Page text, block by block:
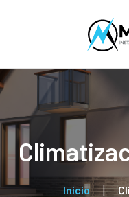
Inicio